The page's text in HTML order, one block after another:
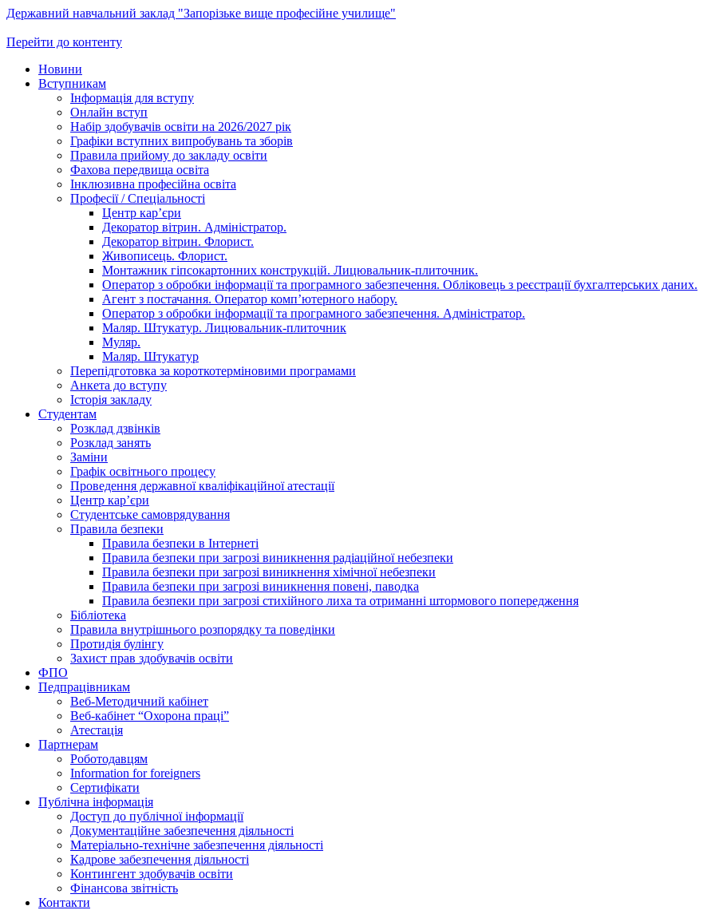
Державний навчальний заклад "Запорізьке вище професійне училище"
Перейти до контенту
Новини
Вступникам
Інформація для вступу
Онлайн вступ
Набір здобувачів освіти на 2026/2027 рік
Графіки вступних випробувань та зборів
Правила прийому до закладу освіти
Фахова передвища освіта
Інклюзивна професійна освіта
Професії / Спеціальності
Центр кар’єри
Декоратор вітрин. Адміністратор.
Декоратор вітрин. Флорист.
Живописець. Флорист.
Монтажник гіпсокартонних конструкцій. Лицювальник-плиточник.
Оператор з обробки інформації та програмного забезпечення. Обліковець з реєстрації бухгалтерських даних.
Агент з постачання. Оператор комп’ютерного набору.
Оператор з обробки інформації та програмного забезпечення. Адміністратор.
Маляр. Штукатур. Лицювальник-плиточник
Муляр.
Маляр. Штукатур
Перепідготовка за короткотерміновими програмами
Анкета до вступу
Історія закладу
Студентам
Розклад дзвінків
Розклад занять
Заміни
Графік освітнього процесу
Проведення державної кваліфікаційної атестації
Центр кар’єри
Студентське самоврядування
Правила безпеки
Правила безпеки в Інтернеті
Правила безпеки при загрозі виникнення радіаційної небезпеки
Правила безпеки при загрозі виникнення хімічної небезпеки
Правила безпеки при загрозі виникнення повені, паводка
Правила безпеки при загрозі стихійного лиха та отриманні штормового попередження
Бібліотека
Правила внутрішнього розпорядку та поведінки
Протидія булінгу
Захист прав здобувачів освіти
ФПО
Педпрацівникам
Веб-Методичний кабінет
Веб-кабінет “Охорона праці”
Атестація
Партнерам
Роботодавцям
Information for foreigners
Сертифікати
Публічна інформація
Доступ до публічної інформації
Документаційне забезпечення діяльності
Матеріально-технічне забезпечення діяльності
Кадрове забезпечення діяльності
Контингент здобувачів освіти
Фінансова звітність
Контакти